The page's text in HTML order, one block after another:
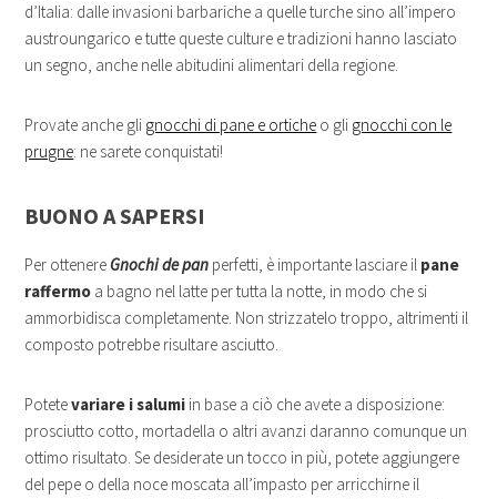
d’Italia: dalle invasioni barbariche a quelle turche sino all’impero
austroungarico e tutte queste culture e tradizioni hanno lasciato
un segno, anche nelle abitudini alimentari della regione.
Provate anche gli gnocchi di pane e ortiche o gli gnocchi con le
prugne: ne sarete conquistati!
BUONO A SAPERSI
Per ottenereGnochi de pan perfetti, è importante lasciare il pane
raffermo a bagno nel latte per tutta la notte, in modo che si
ammorbidisca completamente. Non strizzatelo troppo, altrimenti il
composto potrebbe risultare asciutto.
Potetevariare i salumi in base a ciò che avete a disposizione:
prosciutto cotto, mortadella o altri avanzi daranno comunque un
ottimo risultato. Se desiderate un tocco in più, potete aggiungere
del pepe o della noce moscata all’impasto per arricchirne il